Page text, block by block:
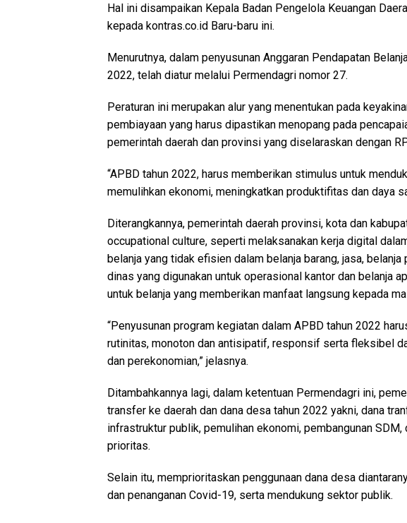
Hal ini disampaikan Kepala Badan Pengelola Keuangan
kepada kontras.co.id Baru-baru ini.
Menurutnya, dalam penyusunan Anggaran Pendapatan
2022, telah diatur melalui Permendagri nomor 27.
Peraturan ini merupakan alur yang menentukan pada
pembiayaan yang harus dipastikan menopang pada
pemerintah daerah dan provinsi yang diselaraskan dengan
“APBD tahun 2022, harus memberikan stimulus untuk
memulihkan ekonomi, meningkatkan produktifitas dan daya
Diterangkannya, pemerintah daerah provinsi, kota dan
occupational culture, seperti melaksanakan kerja digital
belanja yang tidak efisien dalam belanja barang, jasa,
dinas yang digunakan untuk operasional kantor dan belanja
untuk belanja yang memberikan manfaat langsung kepada
“Penyusunan program kegiatan dalam APBD tahun 2022
rutinitas, monoton dan antisipatif, responsif serta fleksibel
dan perekonomian,” jelasnya.
Ditambahkannya lagi, dalam ketentuan Permendagri ini,
transfer ke daerah dan dana desa tahun 2022 yakni, dana
infrastruktur publik, pemulihan ekonomi, pembangunan
prioritas.
Selain itu, memprioritaskan penggunaan dana desa
dan penanganan Covid-19, serta mendukung sektor publik.